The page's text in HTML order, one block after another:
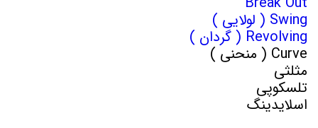
Swing ( لولایی )
Revolving ( گردان )
Curve ( منحنی )
مثلثی
تلسکوپی
اسلایدینگ